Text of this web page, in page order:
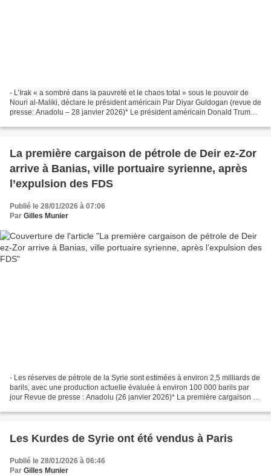
- L’Irak « a sombré dans la pauvreté et le chaos total » sous le pouvoir de
Nouri al-Maliki, déclare le président américain Par Diyar Guldogan (revue de
presse: Anadolu – 28 janvier 2026)* Le président américain Donald Trump a
La première cargaison de pétrole de Deir ez-Zor
arrive à Banias, ville portuaire syrienne, après
l’expulsion des FDS
Publié le 28/01/2026 à 07:06
Par Gilles Munier
- Les réserves de pétrole de la Syrie sont estimées à environ 2,5 milliards de
barils, avec une production actuelle évaluée à environ 100 000 barils par
jour Revue de presse : Anadolu (26 janvier 2026)* La première cargaison de
Les Kurdes de Syrie ont été vendus à Paris
Publié le 28/01/2026 à 06:46
Par Gilles Munier